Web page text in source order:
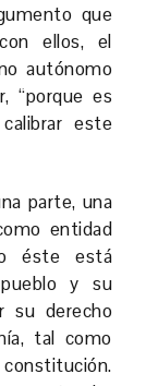
que
ellos, el
autónomo
“porque es
este
parte, una
entidad
éste está
y su
su derecho
tal como